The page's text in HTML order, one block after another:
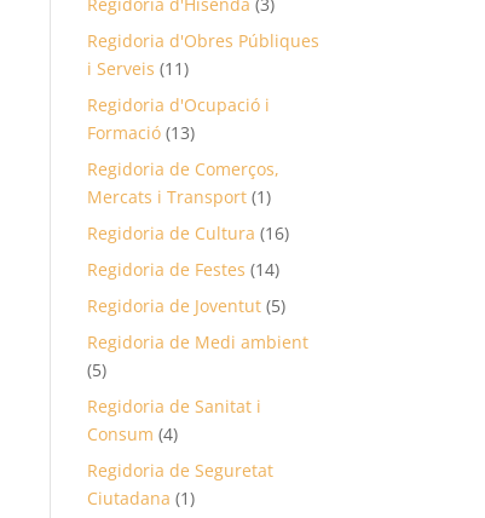
Regidoria d'Obres Públiques
i Serveis (11)
Regidoria d'Ocupació i
Formació (13)
Regidoria de Comerços,
Mercats i Transport (1)
Regidoria de Cultura (16)
Regidoria de Festes (14)
Regidoria de Joventut (5)
Regidoria de Medi ambient
(5)
Regidoria de Sanitat i
Consum (4)
Regidoria de Seguretat
Ciutadana (1)